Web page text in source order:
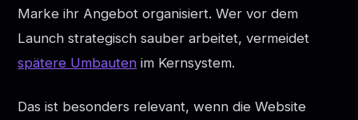
Marke ihr Angebot organisiert. Wer vor dem
Launch strategisch sauber arbeitet, vermeidet
spätere Umbauten im Kernsystem.
Das ist besonders relevant, wenn die Website